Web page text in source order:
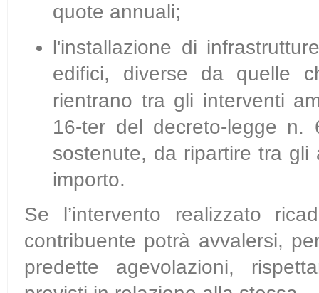
quote annuali;
l'installazione di
edifici, diverse
da quelle
rientrano tra gli interventi
16-ter del decreto-legge
sostenute, da ripartire tra
importo.
Se l’intervento realizzato
contribuente potrà avvalersi,
predette agevolazioni,